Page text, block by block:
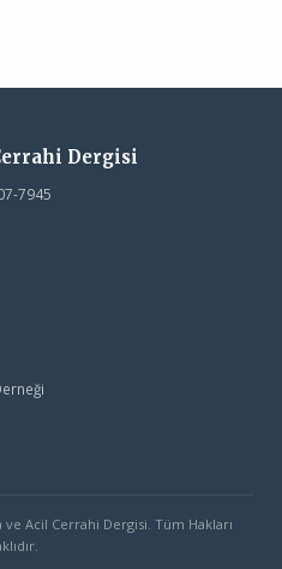
Dergisi
7945
Acil Cerrahi Dergisi. Tüm Hakları